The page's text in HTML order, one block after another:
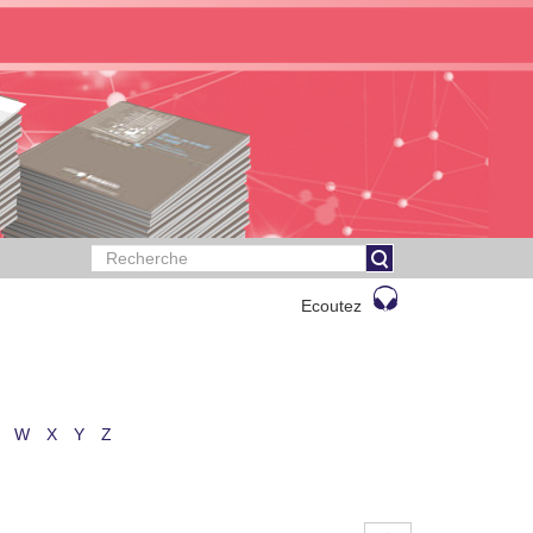
Ecoutez
W X Y Z